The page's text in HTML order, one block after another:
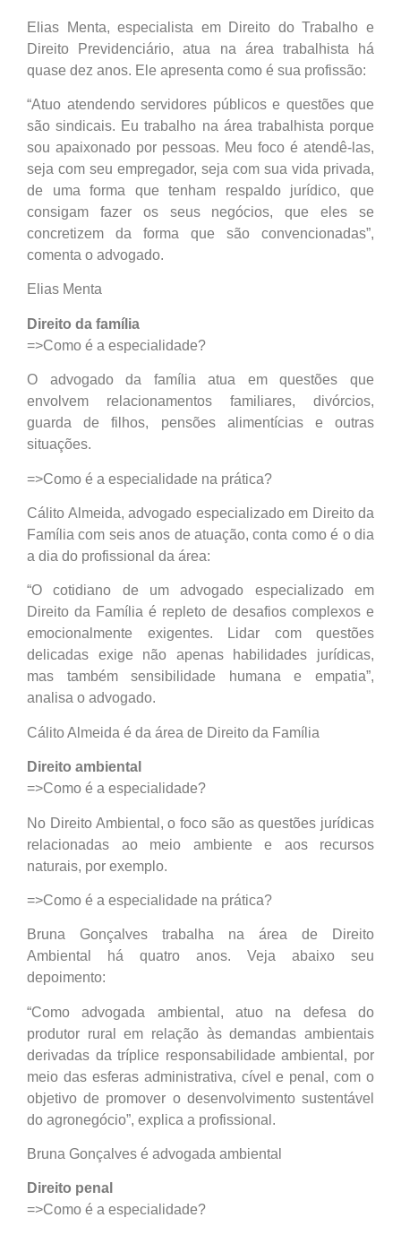
Elias Menta, especialista em Direito do Trabalho e
Direito Previdenciário, atua na área trabalhista há
quase dez anos. Ele apresenta como é sua profissão:
“Atuo atendendo servidores públicos e questões que
são sindicais. Eu trabalho na área trabalhista porque
sou apaixonado por pessoas. Meu foco é atendê-las,
seja com seu empregador, seja com sua vida privada,
de uma forma que tenham respaldo jurídico, que
consigam fazer os seus negócios, que eles se
concretizem da forma que são convencionadas”,
comenta o advogado.
Elias Menta
Direito da família
=>Como é a especialidade?
O advogado da família atua em questões que
envolvem relacionamentos familiares, divórcios,
guarda de filhos, pensões alimentícias e outras
situações.
=>Como é a especialidade na prática?
Cálito Almeida, advogado especializado em Direito da
Família com seis anos de atuação, conta como é o dia
a dia do profissional da área:
“O cotidiano de um advogado especializado em
Direito da Família é repleto de desafios complexos e
emocionalmente exigentes. Lidar com questões
delicadas exige não apenas habilidades jurídicas,
mas também sensibilidade humana e empatia”,
analisa o advogado.
Cálito Almeida é da área de Direito da Família
Direito ambiental
=>Como é a especialidade?
No Direito Ambiental, o foco são as questões jurídicas
relacionadas ao meio ambiente e aos recursos
naturais, por exemplo.
=>Como é a especialidade na prática?
Bruna Gonçalves trabalha na área de Direito
Ambiental há quatro anos. Veja abaixo seu
depoimento:
“Como advogada ambiental, atuo na defesa do
produtor rural em relação às demandas ambientais
derivadas da tríplice responsabilidade ambiental, por
meio das esferas administrativa, cível e penal, com o
objetivo de promover o desenvolvimento sustentável
do agronegócio”, explica a profissional.
Bruna Gonçalves é advogada ambiental
Direito penal
=>Como é a especialidade?